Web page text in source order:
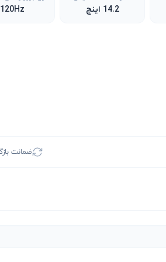
14.2 اینچ 120Hz
ضمانت